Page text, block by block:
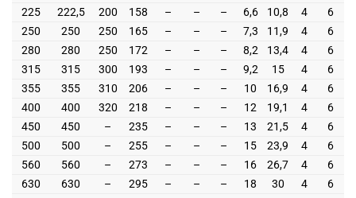
225
222,5 200 158 – – – 6,6 10,8 4
6
250
250 250 165 – – – 7,3 11,9 4
6
280
280 250 172 – – – 8,2 13,4 4
6
315
315 300 193 – – – 9,2 15 4
6
355
355 310 206 – – – 10 16,9 4
6
400
400 320 218 – – – 12 19,1 4
6
450
450 – 235 – – – 13 21,5 4
6
500
500 – 255 – – – 15 23,9 4
6
560
560 – 273 – – – 16 26,7 4
6
630
630 – 295 – – – 18 30 4 6